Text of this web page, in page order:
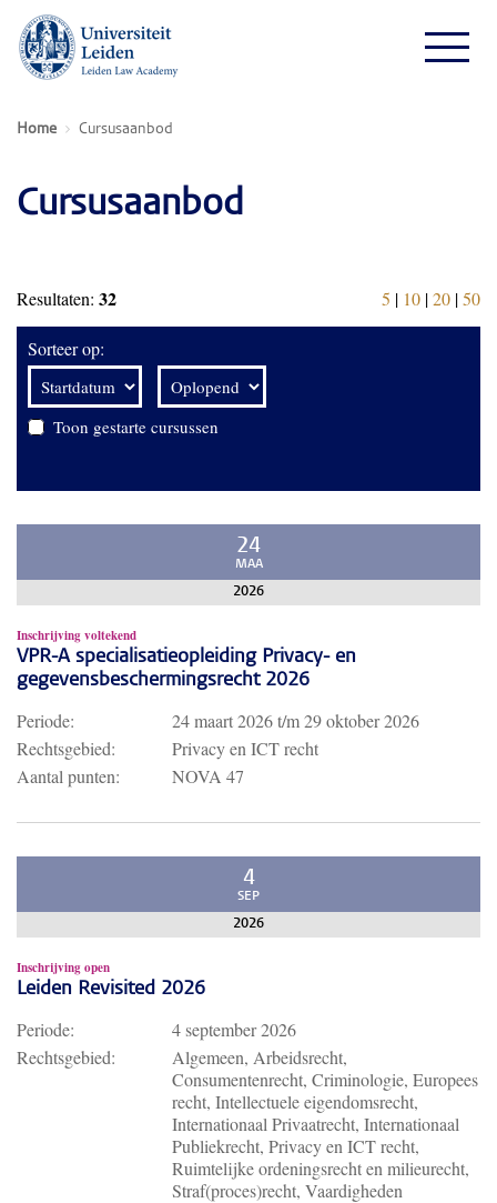
Home Cursusaanbod
Cursusaanbod
Resultaten: 32 5 | 10 |20 |50
Sorteer op:
Toon gestarte cursussen
24
MAA
2026
Inschrijving voltekend
VPR-A specialisatieopleiding Privacy- en
gegevensbeschermingsrecht 2026
Periode: 24 maart 2026t/m29 oktober 2026
Rechtsgebied:
Privacy en ICT recht
Aantal punten:
NOVA 47
4
SEP
2026
Inschrijving open
Leiden Revisited 2026
Periode:
4 september 2026
Rechtsgebied:
Algemeen, Arbeidsrecht,
Consumentenrecht, Criminologie, Europees
recht, Intellectuele eigendomsrecht,
Internationaal Privaatrecht, Internationaal
Publiekrecht, Privacy en ICT recht,
Ruimtelijke ordeningsrecht en milieurecht,
Straf(proces)recht, Vaardigheden